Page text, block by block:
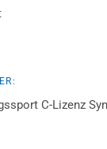
C-Lizenz